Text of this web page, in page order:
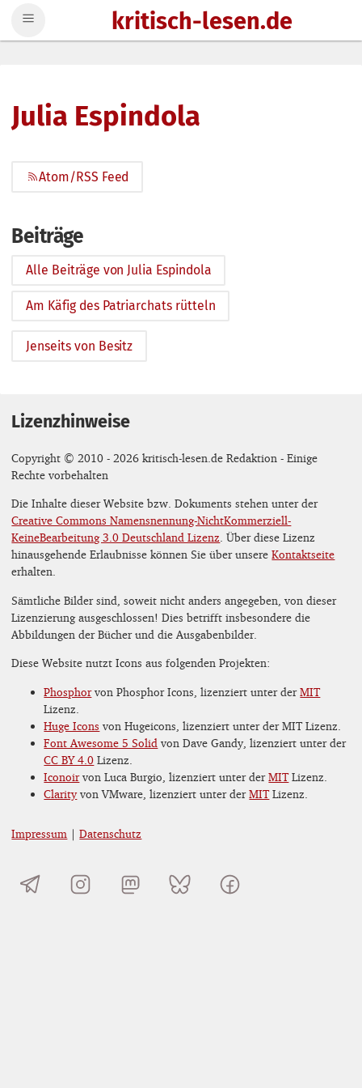
kritisch-lesen.de
Julia Espindola
Atom/RSS Feed
Beiträge
Alle Beiträge von Julia Espindola
Am Käfig des Patriarchats rütteln
Jenseits von Besitz
Lizenzhinweise
Copyright © 2010 - 2026 kritisch-lesen.de Redaktion - Einige
Rechte vorbehalten
Die Inhalte dieser Website bzw. Dokuments stehen unter der
Creative Commons Namensnennung-NichtKommerziell-
KeineBearbeitung 3.0 Deutschland Lizenz . Über diese Lizenz
hinausgehende Erlaubnisse können Sie über unsereKontaktseite
erhalten.
Sämtliche Bilder sind, soweit nicht anders angegeben, von dieser
Lizenzierung ausgeschlossen! Dies betrifft insbesondere die
Abbildungen der Bücher und die Ausgabenbilder.
Diese Website nutzt Icons aus folgenden Projekten:
Phosphorvon Phosphor Icons, lizenziert unter derMIT
Lizenz.
Huge Icons von Hugeicons, lizenziert unter der MIT Lizenz.
Font Awesome 5 Solid von Dave Gandy, lizenziert unter der
CC BY 4.0 Lizenz.
Iconoirvon Luca Burgio, lizenziert unter derMITLizenz.
Clarityvon VMware, lizenziert unter derMITLizenz.
Impressum |Datenschutz